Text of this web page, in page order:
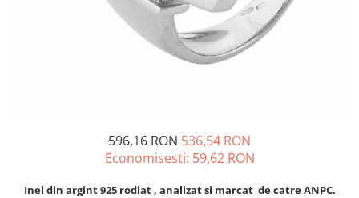
BRATARI PENTRU PICIOR
596,16 RON 536,54 RON
Economisesti: 59,62 RON
Inel din argint 925 rodiat , analizat si marcat de catre ANPC.